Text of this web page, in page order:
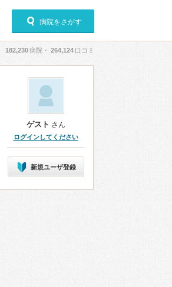
病院をさがす
182,230病院・ 264,124 口コミ
ゲスト さん
ログインしてください
新規ユーザ登録